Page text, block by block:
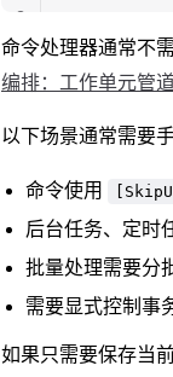
9
命令处理器通常不
编排：工作单元管
以下场景通常需要
命令使用
后台任务、定时
批量处理需要分
需要显式控制事
如果只需要保存当